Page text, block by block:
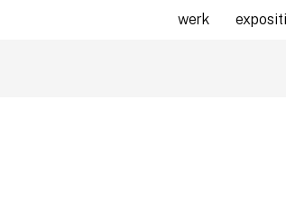
werk